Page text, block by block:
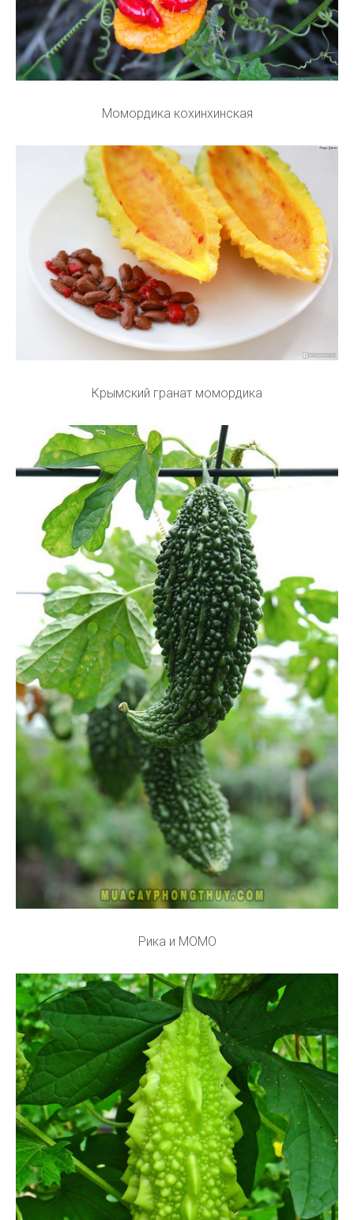
Момордика кохинхинская
Крымский гранат момордика
Рика и МОМО